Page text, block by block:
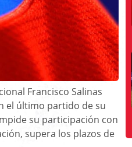
Francisco Salinas
el último partido de su
su participación con
supera los plazos de